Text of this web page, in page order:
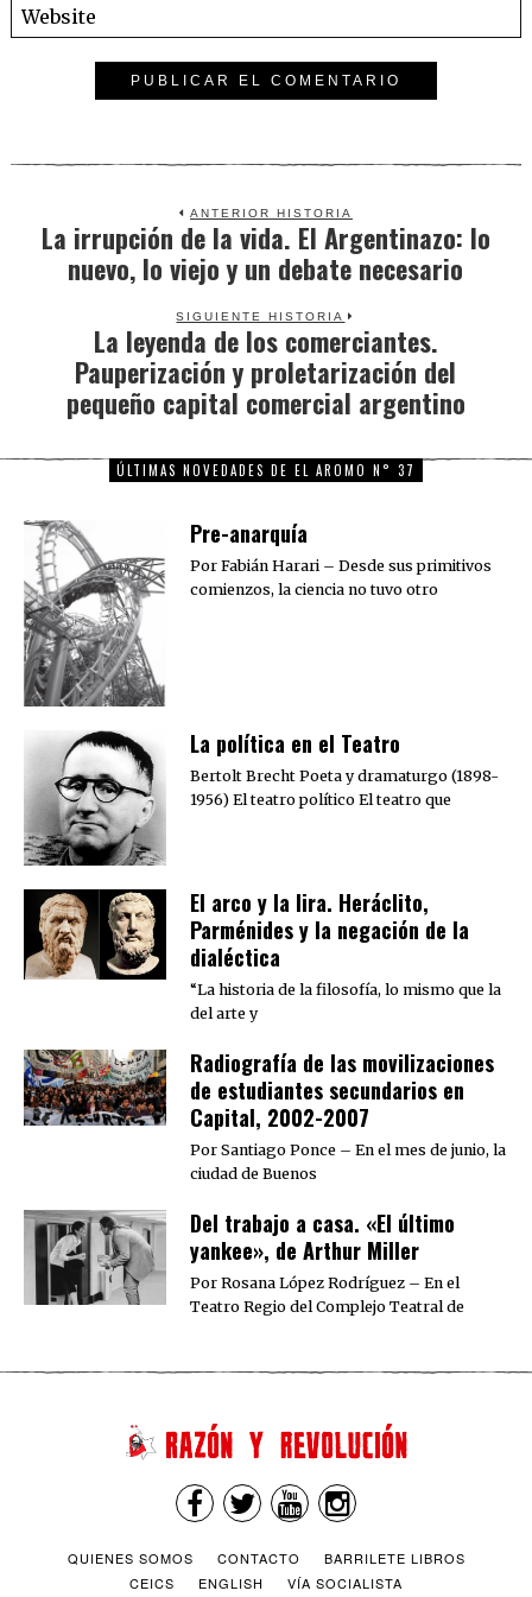
ANTERIOR HISTORIA
Previous
post:
La irrupción de la vida. El Argentinazo: lo
nuevo, lo viejo y un debate necesario
SIGUIENTE HISTORIA
Next
post:
La leyenda de los comerciantes.
Pauperización y proletarización del
pequeño capital comercial argentino
ÚLTIMAS NOVEDADES DE EL AROMO N° 37
Pre-anarquía
Por Fabián Harari – Desde sus primitivos
comienzos, la ciencia no tuvo otro
La política en el Teatro
Bertolt Brecht Poeta y dramaturgo (1898-
1956) El teatro político El teatro que
El arco y la lira. Heráclito,
Parménides y la negación de la
dialéctica
“La historia de la filosofía, lo mismo que la
del arte y
Radiografía de las movilizaciones
de estudiantes secundarios en
Capital, 2002-2007
Por Santiago Ponce – En el mes de junio, la
ciudad de Buenos
Del trabajo a casa. «El último
yankee», de Arthur Miller
Por Rosana López Rodríguez – En el
Teatro Regio del Complejo Teatral de
QUIENES SOMOS CONTACTO
BARRILETE LIBROS
CEICS
ENGLISH VÍA SOCIALISTA